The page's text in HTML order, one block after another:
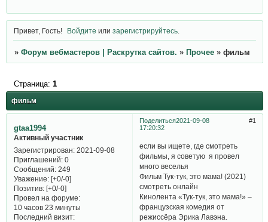
Привет, Гость! Войдите илизарегистрируйтесь
» Форум вебмастеров | Раскрутка сайтов. » Прочее » фильм
фильм
Страница: 1
Поделиться 1
2021-09-08
17:20:32
gtaa1994
Активный участник
Зарегистрирован: 2021-09-08
Приглашений:0
Сообщений:249
Уважение: [+0/-0]
Позитив: [+0/-0]
Провел на форуме:
10 часов 23 минуты
Последний визит:
если вы ищете, где смотреть
фильмы, я советую я провел
много веселья
Фильм Тук-тук, это мама! (2021)
смотреть онлайн
Кинолента «Тук-тук, это мама!» –
французская комедия от
режиссёра Эрика Лавэна.